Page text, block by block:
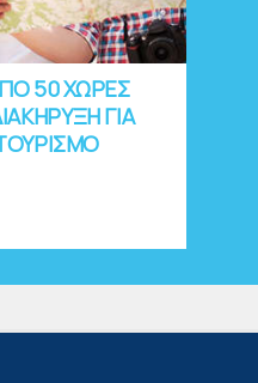
50 ΧΩΡΕΣ
ΓΙΑ